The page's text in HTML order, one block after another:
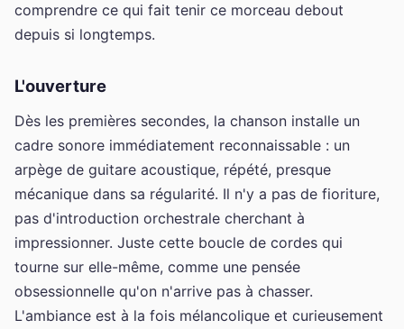
comprendre ce qui fait tenir ce morceau debout
depuis si longtemps.
L'ouverture
Dès les premières secondes, la chanson installe un
cadre sonore immédiatement reconnaissable : un
arpège de guitare acoustique, répété, presque
mécanique dans sa régularité. Il n'y a pas de fioriture,
pas d'introduction orchestrale cherchant à
impressionner. Juste cette boucle de cordes qui
tourne sur elle-même, comme une pensée
obsessionnelle qu'on n'arrive pas à chasser.
L'ambiance est à la fois mélancolique et curieusement